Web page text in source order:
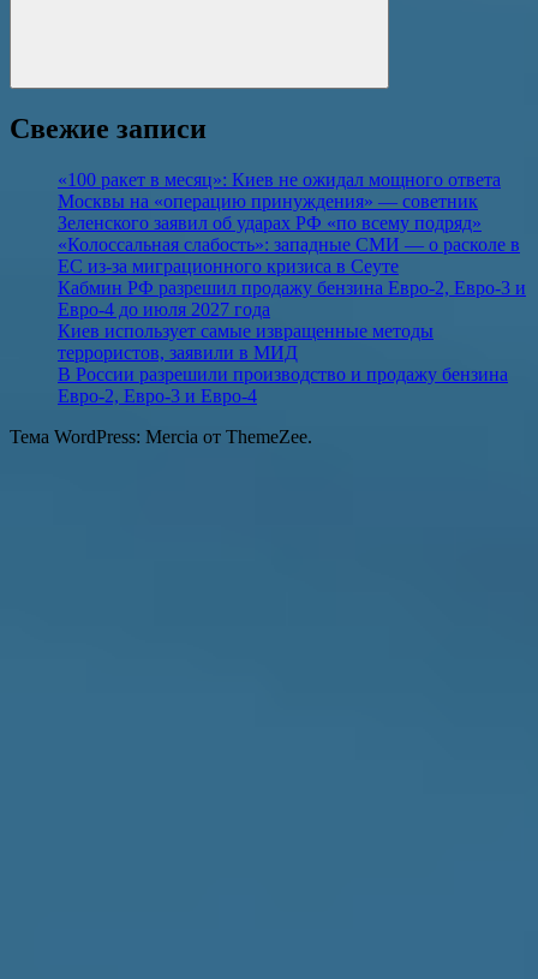
Поиск
Свежие записи
«100 ракет в месяц»: Киев не ожидал мощного ответа
Москвы на «операцию принуждения» — советник
Зеленского заявил об ударах РФ «по всему подряд»
«Колоссальная слабость»: западные СМИ — о расколе в
ЕС из-за миграционного кризиса в Сеуте
Кабмин РФ разрешил продажу бензина Евро-2, Евро-3 и
Евро-4 до июля 2027 года
Киев использует самые извращенные методы
террористов, заявили в МИД
В России разрешили производство и продажу бензина
Евро-2, Евро-3 и Евро-4
Тема WordPress: Mercia от ThemeZee.